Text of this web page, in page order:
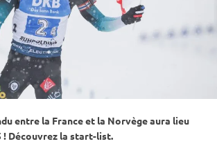
entre la France et la Norvège aura lieu
! Découvrez la start-list.